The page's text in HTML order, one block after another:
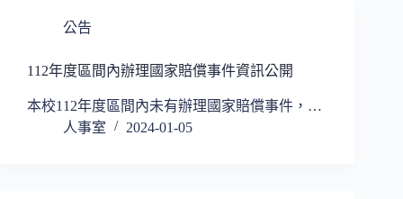
公告
112年度區間內辦理國家賠償事件資訊公開
本校112年度區間內未有辦理國家賠償事件，…
人事室
2024-01-05